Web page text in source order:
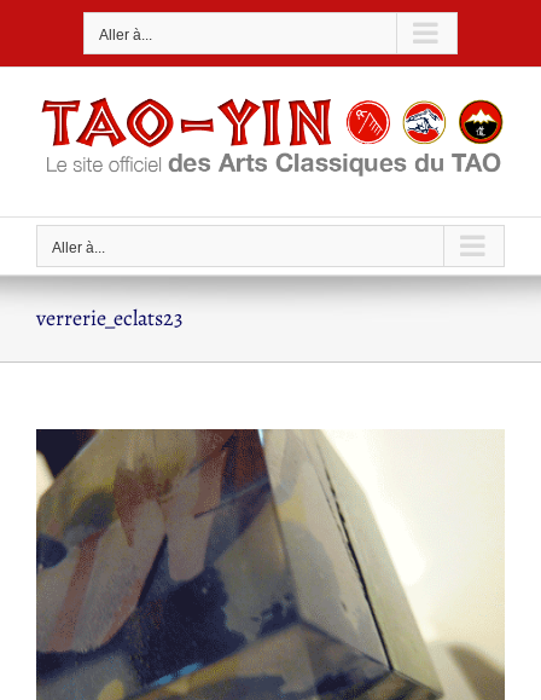
Aller à...
Aller à...
verrerie_eclats23